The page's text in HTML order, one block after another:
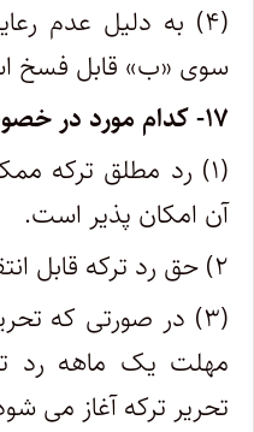
(۴) به دلیل عدم
سوی «ب» قابل فسخ
۱۷- کدام مورد در خصوص رد ترکه، صحیح است؟
(۱) رد مطلق ترکه
آن امکان پذیر است.
۲) حق رد ترکه قابل انتقال به وراث نیست.
(۳) در صورتی که
مهلت یک ماهه رد
تحریر ترکه آغاز می